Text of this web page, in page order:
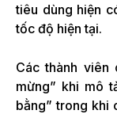
tiêu dùng hiện
tốc độ hiện tại.
Các thành viên
mừng” khi mô
bằng” trong khi